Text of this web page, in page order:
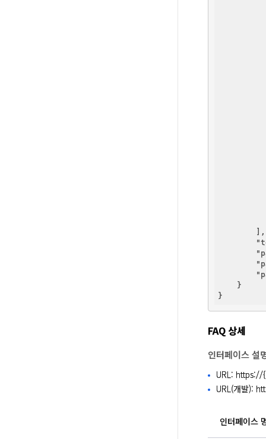
}
FAQ 상세
인터페이스 설
URL:
URL(개발):
인터페이스